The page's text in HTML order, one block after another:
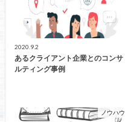
2020.9.2
あるクライアント企業とのコンサ
ルティング事例
ノウハウ